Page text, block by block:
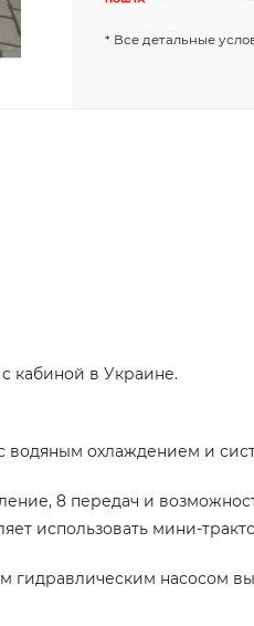
* Все детальные
кабиной в Украине.
охлаждением и
8 передач и
использовать мини-
насосом